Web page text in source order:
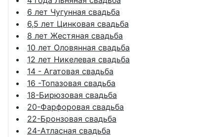
6 лет Чугунная свадьба
6,5 лет Цинковая свадьба
8 лет Жестяная свадьба
10 лет Оловянная свадьба
12 лет Никелевая свадьба
14 - Агатовая свадьба
16 -Топазовая свадьба
18-Бирюзовая свадьба
20-Фарфоровая свадьба
22-Бронзовая свадьба
24-Атласная свадьба